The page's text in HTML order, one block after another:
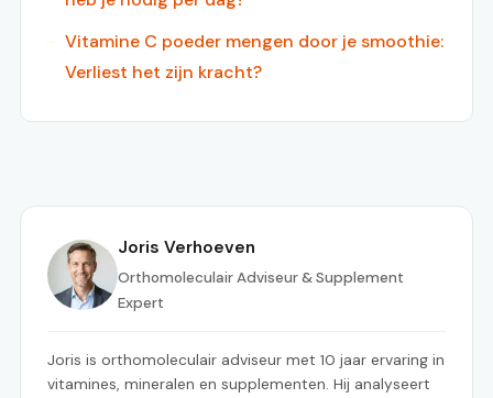
Vitamine C poeder mengen door je smoothie:
Verliest het zijn kracht?
Joris Verhoeven
Orthomoleculair Adviseur & Supplement
Expert
Joris is orthomoleculair adviseur met 10 jaar ervaring in
vitamines, mineralen en supplementen. Hij analyseert